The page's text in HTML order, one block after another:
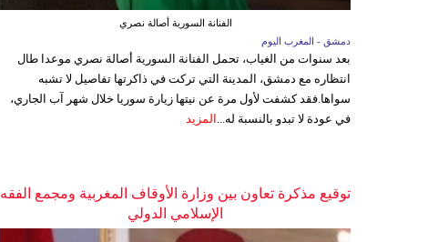
الفنانة السورية أصالة نصري
دمشق - المغرب اليوم
بعد سنوات من الغياب، تحمل الفنانة السورية أصالة نصري موعدا طال
انتظاره مع دمشق، المدينة التي تركت في ذاكرتها تفاصيل لا تشبه
سواها.فقد كشفت لأول مرة عن نيتها زيارة سوريا خلال شهر آب الجاري،
في عودة لا تبدو بالنسبة له... المزيد
توقيع مذكرة تعاون بين وزارة الأوقاف المغربية ومجمع الفقه
الإسلامي الدولي